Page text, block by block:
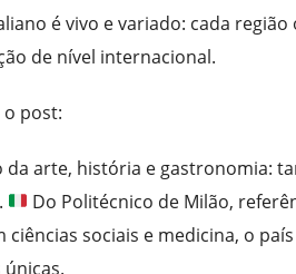
é vivo e variado: cada
de nível internacional.
post:
da arte, história e gastronomia:
Do Politécnico de Milão,
ciências sociais e medicina, o